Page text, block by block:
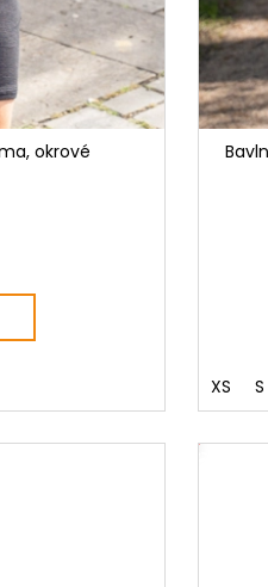
okrové
XS S
VÝHODNÝ SET